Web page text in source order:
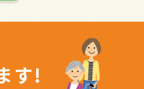
す!